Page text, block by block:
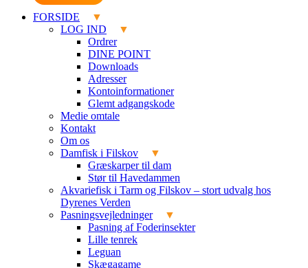
FORSIDE
LOG IND
Ordrer
DINE POINT
Downloads
Adresser
Kontoinformationer
Glemt adgangskode
Medie omtale
Kontakt
Om os
Damfisk i Filskov
Græskarper til dam
Stør til Havedammen
Akvariefisk i Tarm og Filskov – stort udvalg hos
Dyrenes Verden
Pasningsvejledninger
Pasning af Foderinsekter
Lille tenrek
Leguan
Skægagame